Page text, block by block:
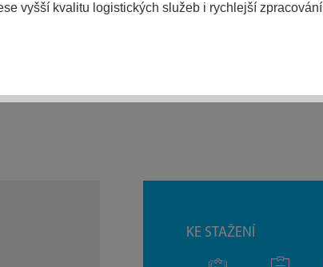
KE STAŽENÍ
vyšší kvalitu logistických služeb i rychlejší zpracování